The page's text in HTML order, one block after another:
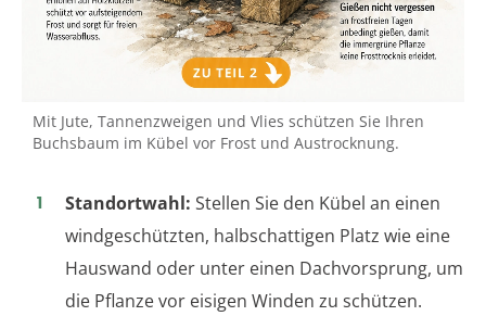
Mit Jute, Tannenzweigen und Vlies schützen Sie Ihren
Buchsbaum im Kübel vor Frost und Austrocknung.
Standortwahl: Stellen Sie den Kübel an einen
windgeschützten, halbschattigen Platz wie eine
Hauswand oder unter einen Dachvorsprung, um
die Pflanze vor eisigen Winden zu schützen.